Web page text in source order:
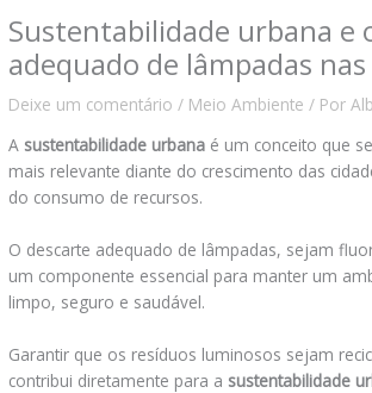
Sustentabilidade urbana e
adequado de lâmpadas
Deixe um comentário / Meio Ambiente / Por
A sustentabilidade urbana é um conceito que
mais relevante diante do crescimento das
do consumo de recursos.
O descarte adequado de lâmpadas, sejam
um componente essencial para manter um
limpo, seguro e saudável.
Garantir que os resíduos luminosos sejam
contribui diretamente para a sustentabilidade